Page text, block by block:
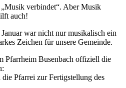
verbindet“. Aber Musik
auch!
war nicht nur musikalisch ein
Zeichen für unsere Gemeinde.
Pfarrheim Busenbach offiziell die
Pfarrei zur Fertigstellung des